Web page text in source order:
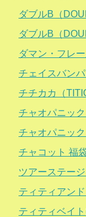
ダブルB（
ダブルB（
ダマン・フレ
チェイスバン
チチカカ（
チャオパニッ
チャオパニッ
チャコット 福
ツアーステー
ティティアン
ティティベイ